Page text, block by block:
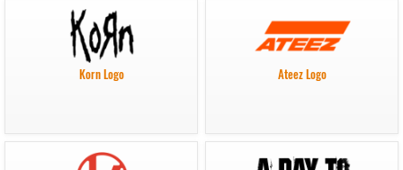
Korn Logo Ateez Logo